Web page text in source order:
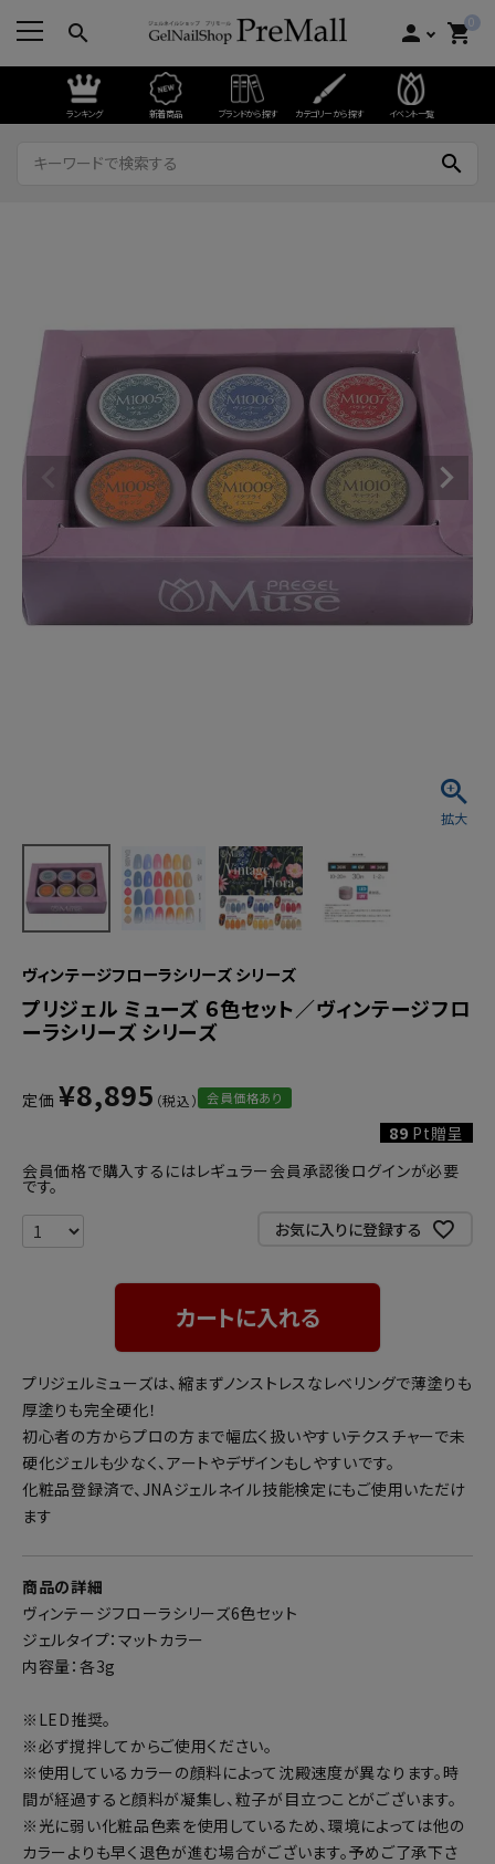
search person 0
shopping_cart
ランキング 新着商品 ブランドから探す カテゴリーから探す イベント一覧
search
ヴィンテージフローラシリーズ シリーズ
プリジェル ミューズ ６色セット／ヴィンテージフロ
ーラシリーズ シリーズ
定価 ¥8,895 会員価格あり
89 Pt贈呈
会員価格で購入するにはレギュラー会員承認後ログインが必要
です。
お気に入りに登録する
カートに入れる
プリジェルミューズは、縮まずノンストレスなレベリングで薄塗りも
厚塗りも完全硬化！
初心者の方からプロの方まで幅広く扱いやすいテクスチャーで未
硬化ジェルも少なく、アートやデザインもしやすいです。
化粧品登録済で、JNAジェルネイル技能検定にもご使用いただけ
ます
商品の詳細
ヴィンテージフローラシリーズ6色セット
ジェルタイプ：マットカラー
内容量：各3g
※LED推奨。
※必ず撹拌してからご使用ください。
※使用しているカラーの顔料によって沈殿速度が異なります。時
間が経過すると顔料が凝集し、粒子が目立つことがございます。
※光に弱い化粧品色素を使用しているため、環境によっては他の
カラーよりも早く退色が進む場合がございます。予めご了承下さ